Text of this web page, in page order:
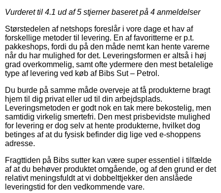
Vurderet til 4.1 ud af 5 stjerner baseret på 4 anmeldelser
Størstedelen af netshops foreslår i vore dage et hav af
forskellige metoder til levering. En af favoritterne er p.t.
pakkeshops, fordi du på den måde nemt kan hente varerne
når du har mulighed for det. Leveringsformen er altså i høj
grad overkommelig, samt ofte ydermere den mest betalelige
type af levering ved køb af Bibs Sut – Petrol.
Du burde på samme måde overveje at få produkterne bragt
hjem til dig privat eller ud til din arbejdsplads.
Leveringsmetoden er godt nok en tak mere bekostelig, men
samtidig virkelig smertefri. Den mest prisbevidste mulighed
for levering er dog selv at hente produkterne, hvilket dog
betinges af at du fysisk befinder dig lige ved e-shoppens
adresse.
Fragttiden på Bibs sutter kan være super essentiel i tilfælde
af at du behøver produktet omgående, og af den grund er det
relativt meningsfuldt at vi dobbelttjekker den anslåede
leveringstid for den vedkommende vare.